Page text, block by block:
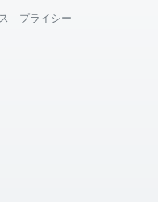
ス プライシー